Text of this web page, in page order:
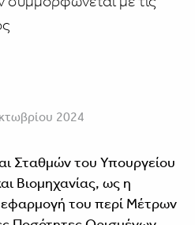
2024
Σταθμών του Υπουργείου
Βιομηχανίας, ως η
του περί Μέτρων